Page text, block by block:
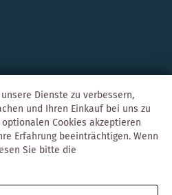
Dienste zu verbessern,
und Ihren Einkauf bei uns zu
Cookies akzeptieren
Erfahrung beeinträchtigen. Wenn
Sie bitte die